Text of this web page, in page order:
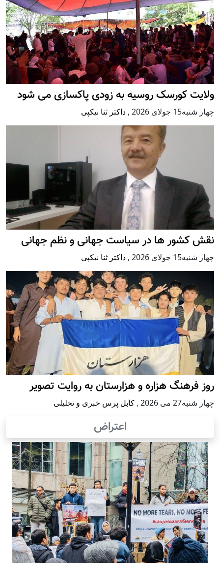
ولایت کورسک روسیه به زودی پاکسازی می شود
چهار شنبه15 جولای 2026 , داکتر ثنا نیکپی
نقش کشور ها در سیاست جهانی و نظم جهانی
چهار شنبه15 جولای 2026 , داکتر ثنا نیکپی
روز فرهنگ هزاره و هزارستان به روایت تصویر
چهار شنبه27 می 2026 , کابل پرس خبری و تحلیلی
اعتراض